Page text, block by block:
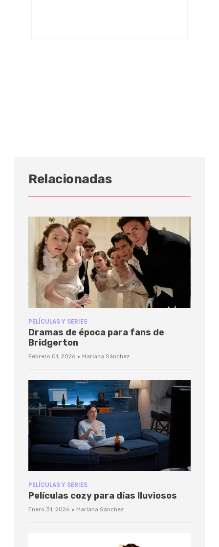
Relacionadas
PELÍCULAS Y SERIES
Dramas de época para fans de
Bridgerton
Febrero 01, 2026 · Mariana Sánchez
PELÍCULAS Y SERIES
Películas cozy para días lluviosos
Enero 31, 2026 · Mariana Sánchez